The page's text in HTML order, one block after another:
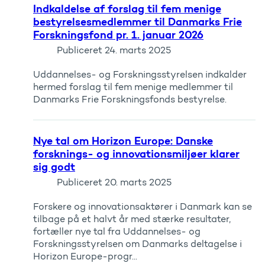
Indkaldelse af forslag til fem menige
bestyrelsesmedlemmer til Danmarks Frie
Forskningsfond pr. 1. januar 2026
Publiceret 24. marts 2025
Uddannelses- og Forskningsstyrelsen indkalder
hermed forslag til fem menige medlemmer til
Danmarks Frie Forskningsfonds bestyrelse.
Nye tal om Horizon Europe: Danske
forsknings- og innovationsmiljøer klarer
sig godt
Publiceret 20. marts 2025
Forskere og innovationsaktører i Danmark kan se
tilbage på et halvt år med stærke resultater,
fortæller nye tal fra Uddannelses- og
Forskningsstyrelsen om Danmarks deltagelse i
Horizon Europe-progr...